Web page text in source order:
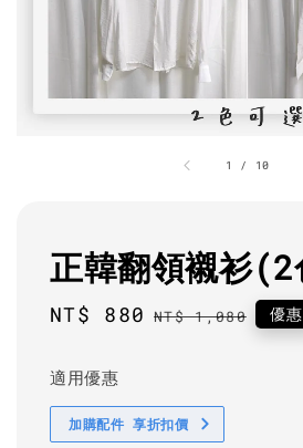
1 / 10
正韓翻領襯衫
Sale
NT$ 880 Regular
NT$ 1,080 優惠
適用優惠
加購配件 享折扣價